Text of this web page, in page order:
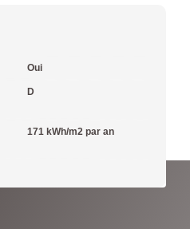
Oui
D
171 kWh/m2 par an